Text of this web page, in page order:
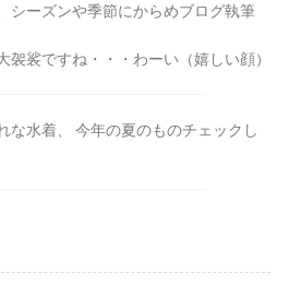
ーズンや季節にからめブログ執筆
裟ですね・・・わーい（嬉しい顔）
な水着、 今年の夏のものチェックし